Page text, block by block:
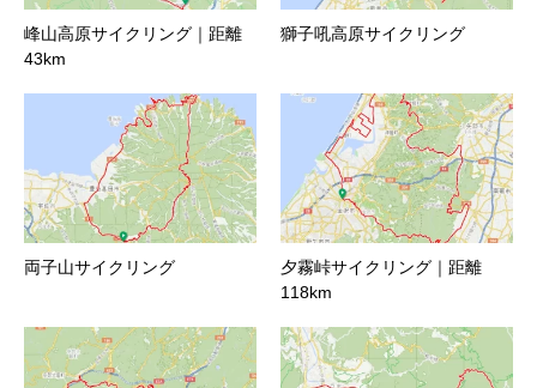
峰山高原サイクリング｜距離
43km
獅子吼高原サイクリング
両子山サイクリング
夕霧峠サイクリング｜距離
118km